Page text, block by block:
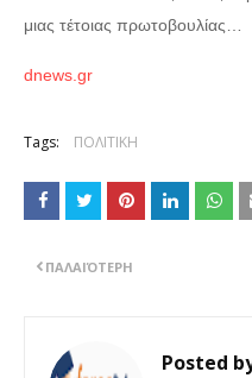
μιας τέτοιας πρωτοβουλίας…
dnews.gr
Tags: ΠΟΛΙΤΙΚΗ
ΠΑΛΑΙΌΤΕΡΗ
Posted